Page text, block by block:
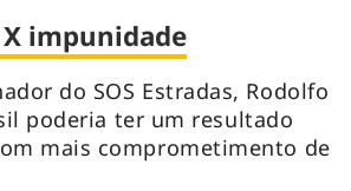
impunidade
do SOS Estradas, Rodolfo
poderia ter um resultado
mais comprometimento de